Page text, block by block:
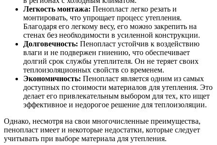
Легкость монтажа: Пенопласт легко резать и
монтировать, что упрощает процесс утепления.
Благодаря его легкому весу, его можно закрепить на
стенах без необходимости в усиленной конструкции.
Долговечность: Пенопласт устойчив к воздействию
влаги и не подвержен гниению, что обеспечивает
долгий срок службы утеплителя. Он не теряет своих
теплоизоляционных свойств со временем.
Экономичность: Пенопласт является одним из самых
доступных по стоимости материалов для утепления. Это
делает его привлекательным выбором для тех, кто ищет
эффективное и недорогое решение для теплоизоляции.
Однако, несмотря на свои многочисленные преимущества,
пенопласт имеет и некоторые недостатки, которые следует
учитывать при выборе материала для утепления.